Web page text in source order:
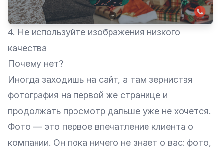
4. Не используйте изображения низкого
качества
Почему нет?
Иногда заходишь на сайт, а там зернистая
фотография на первой же странице и
продолжать просмотр дальше уже не хочется.
Фото — это первое впечатление клиента о
компании. Он пока ничего не знает о вас: фото,